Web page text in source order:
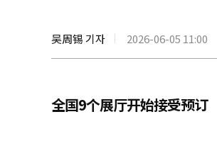
吴周锡 기자 2026-06-05 11:00
全国9个展厅开始接受预订